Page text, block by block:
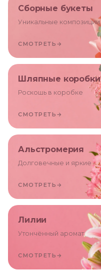
Сборные букеты
Уникальные композиции
СМОТРЕТЬ →
Шляпные коробки
Роскошь в коробке
СМОТРЕТЬ →
Альстромерия
Долговечные и яркие
СМОТРЕТЬ →
Лилии
Утончённый аромат
СМОТРЕТЬ →